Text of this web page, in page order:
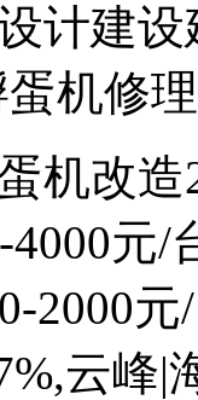
计建
机修
机改
4000元
2000
云峰|